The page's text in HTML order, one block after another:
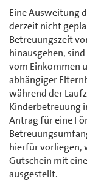
Eine Ausweitung
derzeit nicht
Betreuungszeit
hinausgehen,
vom Einkommen
abhängiger
während der
Kinderbetreuung
Antrag für eine
hierfür vorliegen,
Gutschein mit
ausgestellt.